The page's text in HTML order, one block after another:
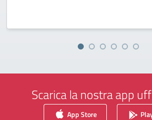
Scarica la nostra app
App Store